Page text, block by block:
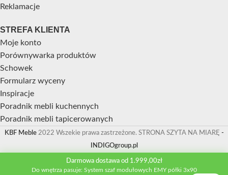
Reklamacje
STREFA KLIENTA
Moje konto
Porównywarka produktów
Schowek
Formularz wyceny
Inspiracje
Poradnik mebli kuchennych
Poradnik mebli tapicerowanych
KBF Meble 2022 Wszekie prawa zastrzeżone. STRONA SZYTA NA MIARĘ -
INDIGOgroup.pl
Darmowa dostawa od 1.999,00zł
Do wnętrza pasuje: System szaf modułowych EMY półki 3x90